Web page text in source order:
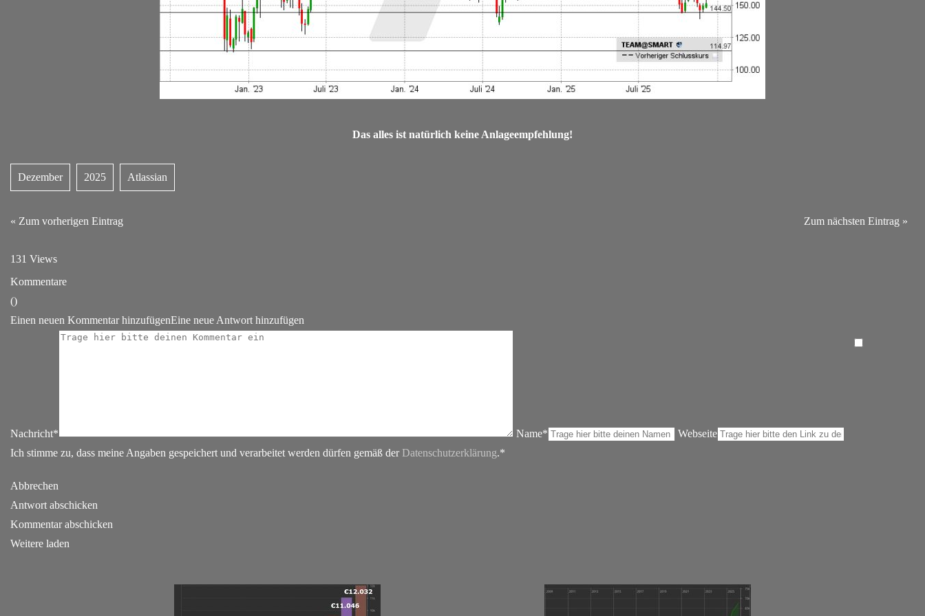
Das alles ist natürlich keine Anlageempfehlung!
Dezember 2025 Atlassian
« Zum vorherigen Eintrag Zum nächsten Eintrag »
131 Views
Kommentare
()
Einen neuen Kommentar hinzufügenEine neue Antwort hinzufügen
Nachricht* Name*
Webseite
Ich stimme zu, dass meine Angaben gespeichert und verarbeitet werden dürfen gemäß der Datenschutzerklärung.*
Abbrechen
Antwort abschicken
Kommentar abschicken
Weitere laden